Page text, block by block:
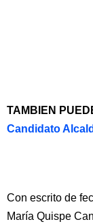
TAMBIEN
Candidato
Con escrito de
María Quispe